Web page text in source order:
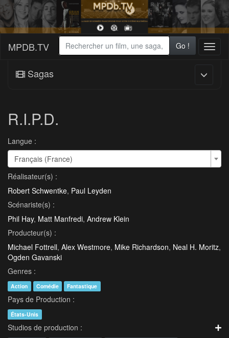
MPDB.TV Go !
Sagas
R.I.P.D.
Langue :
Français (France)
Réalisateur(s) :
Robert Schwentke, Paul Leyden
Scénariste(s) :
Phil Hay, Matt Manfredi, Andrew Klein
Producteur(s) :
Michael Fottrell, Alex Westmore, Mike Richardson, Neal H. Moritz,
Ogden Gavanski
Genres :
Action Comédie Fantastique
Pays de Production :
États-Unis
Studios de production :